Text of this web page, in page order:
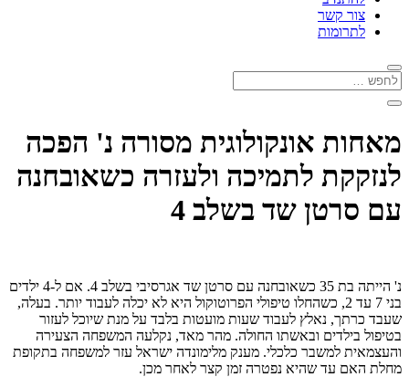
צור קשר
לתרומות
מאחות אונקולוגית מסורה נ' הפכה
לנזקקת לתמיכה ולעזרה כשאובחנה
עם סרטן שד בשלב 4
נ' הייתה בת 35 כשאובחנה עם סרטן שד אגרסיבי בשלב 4. אם ל-4 ילדים
בני 7 עד 2, כשהחלו טיפולי הפרוטוקול היא לא יכלה לעבוד יותר. בעלה,
שעבד כרתך, נאלץ לעבוד שעות מועטות בלבד על מנת שיוכל לעזור
בטיפול בילדים ובאשתו החולה. מהר מאד, נקלעה המשפחה הצעירה
והעצמאית למשבר כלכלי. מענק מלימונדה ישראל עזר למשפחה בתקופת
מחלת האם עד שהיא נפטרה זמן קצר לאחר מכן.